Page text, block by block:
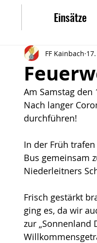
Einsätze
FF Kainbach
Am Samstag
Nach langer
durchführen!
In der Früh
Bus gemeinsam
Niederleitners
Frisch gestärkt
ging es, da wir
zur „Sonnenland